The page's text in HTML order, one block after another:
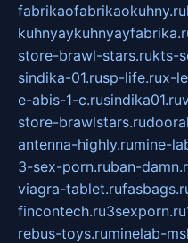
fabrikaofabrikaokuhny.ru
store-brawl-stars.rukts-
sindika-01.rusp-life.rux-
e-abis-1-c.rusindika01.ru
store-brawlstars.ru
antenna-highly.rumine-
3-sex-porn.ruban-
viagra-tablet.ru
fincontech.ru3sexporn.ru
rebus-toys.ruminelab-